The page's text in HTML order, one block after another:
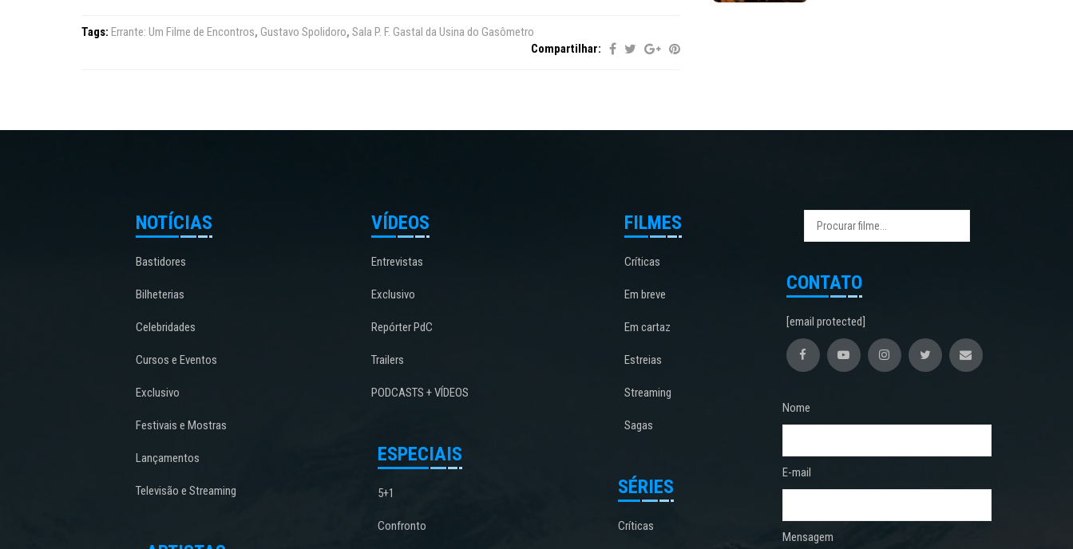
Tags: Errante: Um Filme de Encontros, Gustavo Spolidoro, Sala P. F. Gastal da Usina do Gasômetro
Compartilhar:
NOTÍCIAS
Bastidores
Bilheterias
Celebridades
Cursos e Eventos
Exclusivo
Festivais e Mostras
Lançamentos
Televisão e Streaming
VÍDEOS
Entrevistas
Exclusivo
Repórter PdC
Trailers
PODCASTS + VÍDEOS
ESPECIAIS
5+1
Confronto
FILMES
Críticas
Em breve
Em cartaz
Estreias
Streaming
Sagas
SÉRIES
Críticas
CONTATO
[email protected]
Nome
E-mail
Mensagem